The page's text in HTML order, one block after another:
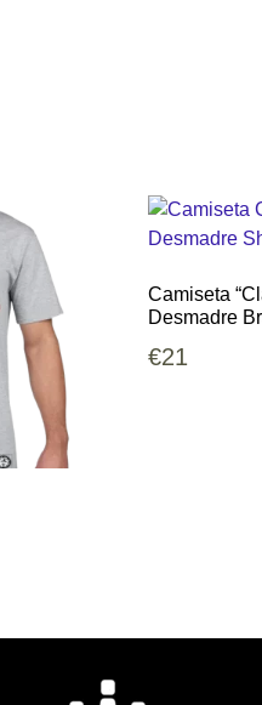
Camiseta
Desmadre
€21